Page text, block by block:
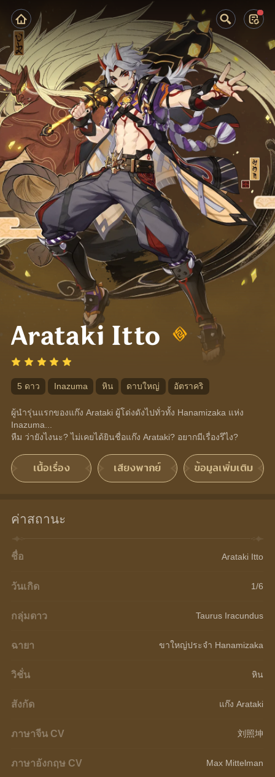
Arataki Itto
5 ดาว Inazuma หิน ดาบใหญ่ อัตราคริ
ผู้นำรุ่นแรกของแก๊ง Arataki ผู้โด่งดังไปทั่วทั้ง Hanamizaka แห่ง
Inazuma...
หืม ว่ายังไงนะ? ไม่เคยได้ยินชื่อแก๊ง Arataki? อยากมีเรื่องรึไง?
เนื้อเรื่อง เสียงพากย์ ข้อมูลเพิ่มเติม
ค่าสถานะ
ชื่อ Arataki Itto
วันเกิด 1/6
กลุ่มดาว Taurus Iracundus
ฉายา ขาใหญ่ประจำ Hanamizaka
วิชั่น หิน
สังกัด แก๊ง Arataki
ภาษาจีน CV 刘照坤
ภาษาอังกฤษ CV Max Mittelman